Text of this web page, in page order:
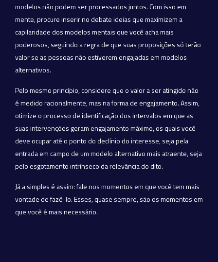
modelos não podem ser processados juntos. Com isso em
mente, procure inserir no debate ideias que maximizem a
capilaridade dos modelos mentais que você acha mais
poderosos, seguindo a regra de que suas proposições só terão
valor se as pessoas não estiverem engajadas em modelos
alternativos.
Pelo mesmo princípio, considere que o valor a ser atingido não
é medido racionalmente, mas na forma de engajamento. Assim,
otimize o processo de identificação dos intervalos em que as
suas intervenções geram engajamento máximo, os quais você
deve ocupar até o ponto do declínio do interesse, seja pela
entrada em campo de um modelo alternativo mais atraente, seja
pelo esgotamento intrínseco da relevância do dito.
Já a simples é assim: fale nos momentos em que você tem mais
vontade de fazê-lo. Esses, quase sempre, são os momentos em
que você é mais necessário.